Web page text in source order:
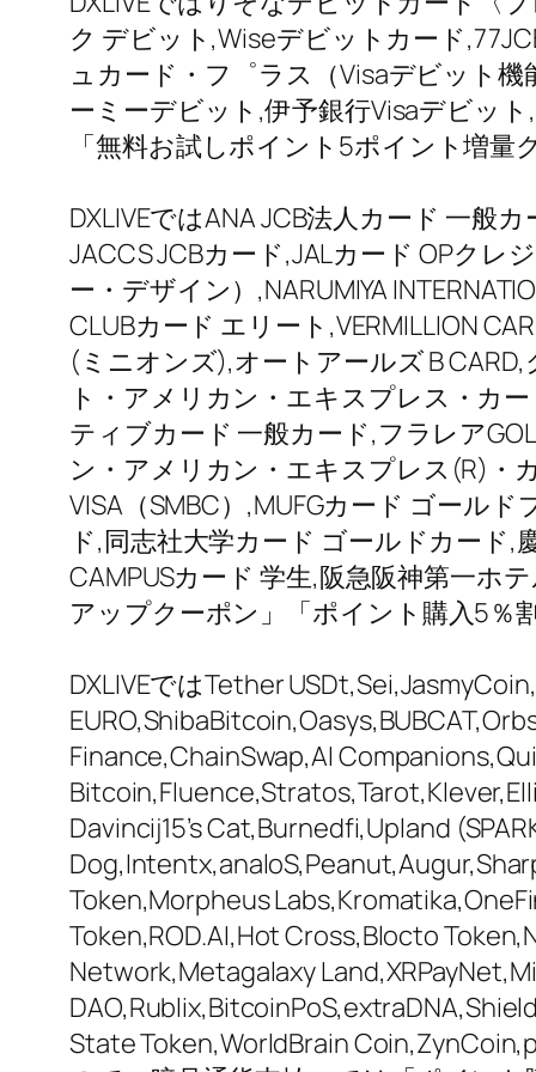
ク デビット,Wiseデビットカード
ュカード・フ゜ラス（Visaデビット
ーミーデビット,伊予銀行Visaデビッ
「無料お試しポイント5ポイント増
DXLIVEではANA JCB法人カード 一般
JACCS JCBカード,JALカード OPクレ
ー・デザイン）,NARUMIYA
CLUBカード エリート,VERMILLION
(ミニオンズ),オートアールズ B
ト・アメリカン・エキスプレス・カ
ティブカード 一般カード,フラレア
ン・アメリカン・エキスプレス(R)・
VISA（SMBC）,MUFGカード ゴール
ド,同志社大学カード ゴールドカード
CAMPUSカード 学生,阪急阪神第一ホ
アップクーポン」「ポイント購入5％
DXLIVEではTether
Finance,ChainSwap,AI
Davincij15’s Cat,Burnedfi,Upland
Token,Morpheus
Token,ROD.AI,Hot Cross,Blocto
Network,Metagalaxy
State Token,WorldBrain